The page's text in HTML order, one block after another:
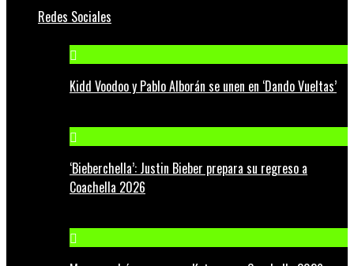
Redes Sociales
Kidd Voodoo y Pablo Alborán se unen en ‘Dando Vueltas’
‘Bieberchella’: Justin Bieber prepara su regreso a
Coachella 2026